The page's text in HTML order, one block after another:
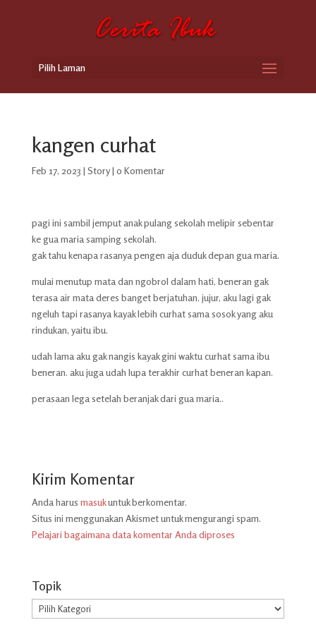
Pilih Laman
kangen curhat
Feb 17, 2023 | Story| 0 Komentar
pagi ini sambil jemput anak pulang sekolah melipir sebentar
ke gua maria samping sekolah.
gak tahu kenapa rasanya pengen aja duduk depan gua maria.
mulai menutup mata dan ngobrol dalam hati, beneran gak
terasa air mata deres banget berjatuhan. jujur, aku lagi gak
ngeluh tapi rasanya kayak lebih curhat sama sosok yang aku
rindukan, yaitu ibu.
udah lama aku gak nangis kayak gini waktu curhat sama ibu
beneran. aku juga udah lupa terakhir curhat beneran kapan.
perasaan lega setelah beranjak dari gua maria..
Kirim Komentar
Anda harus masukuntuk berkomentar.
Situs ini menggunakan Akismet untuk mengurangi spam.
Pelajari bagaimana data komentar Anda diproses
Topik
Topik